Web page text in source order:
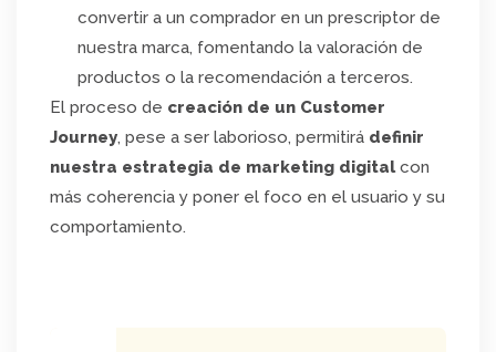
convertir a un comprador en un prescriptor de
nuestra marca, fomentando la valoración de
productos o la recomendación a terceros.
El proceso de creación de un Customer
Journey, pese a ser laborioso, permitirá definir
nuestra estrategia de marketing digitalcon
más coherencia y poner el foco en el usuario y su
comportamiento.